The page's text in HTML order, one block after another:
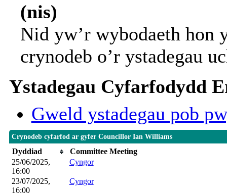
(nis)
Nid yw’r wybodaeth hon
crynodeb o’r ystadegau
Ystadegau Cyfarfodydd
Gweld ystadegau pob
Crynodeb cyfarfod ar gyfer Councillor Ian Williams
Dyddiad
Committee Meeting
25/06/2025,
16:00
Cyngor
23/07/2025,
16:00
Cyngor